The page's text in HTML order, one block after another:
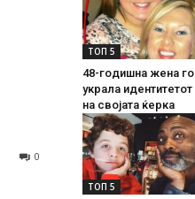
0
ТОП 5
48-годишна жена го
украла идентитетот
на својата ќерка
ТОП 5